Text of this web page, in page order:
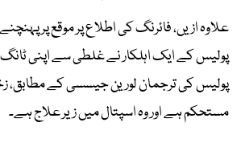
علاوہ ازیں، فائرنگ کی اطلاع پر موقع پر
پولیس کے ایک اہلکار نے غلطی سے اپنی ٹانگ
پولیس کی ترجمان لورین جیسسی کے مطابق،
مستحکم ہے اور وہ اسپتال میں زیر علاج ہے۔